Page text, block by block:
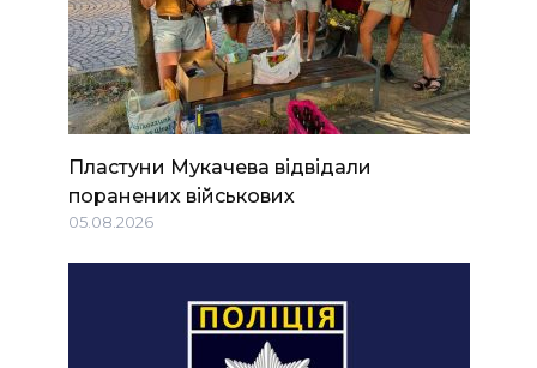
Пластуни Мукачева відвідали
поранених військових
05.08.2026